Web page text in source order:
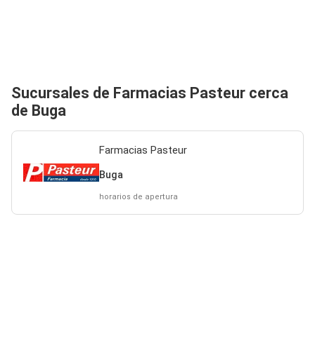
Sucursales de Farmacias Pasteur cerca
de Buga
Farmacias Pasteur
Buga
horarios de apertura